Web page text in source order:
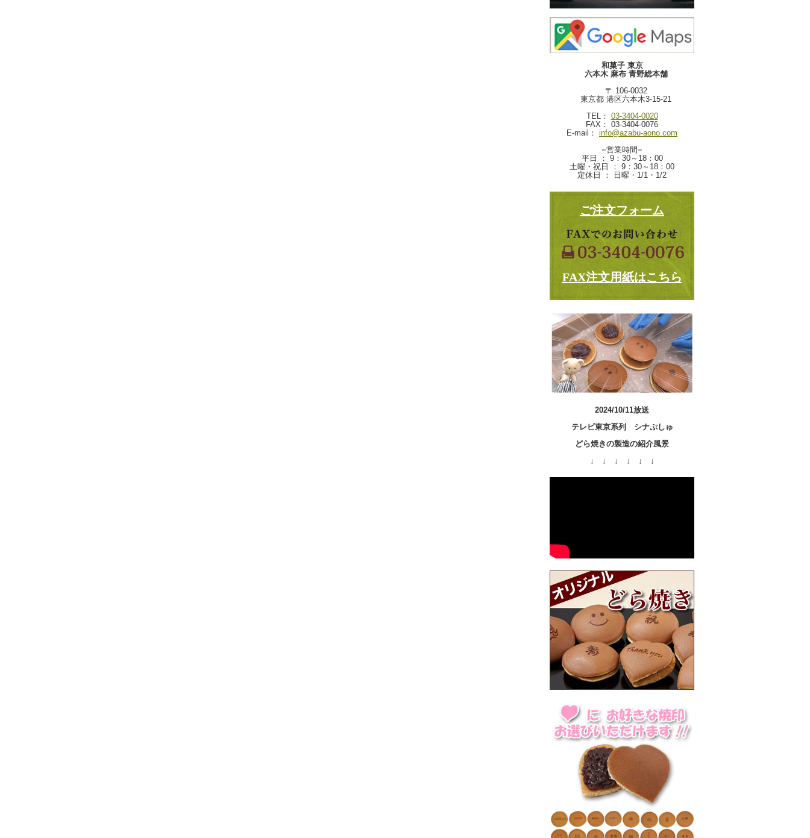
和菓子 東京
六本木 麻布 青野総本舗
〒 106-0032
東京都 港区六本木3-15-21
TEL： 03-3404-0020
FAX： 03-3404-0076
E-mail： info@azabu-aono.com
=営業時間=
平日 ： 9：30～18：00
土曜・祝日 ： 9：30～18：00
定休日 ： 日曜・1/1・1/2
ご注文フォーム
FAX注文用紙はこちら
2024/10/11放送
テレビ東京系列 シナぷしゅ
どら焼きの製造の紹介風景
↓ ↓ ↓ ↓ ↓ ↓